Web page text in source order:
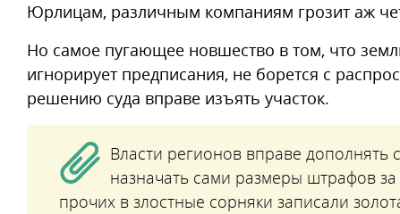
Юрлицам, различным компаниям грозит аж
Но самое пугающее новшество в том, что
игнорирует предписания, не борется с
решению суда вправе изъять участок.
Власти регионов вправе дополнять
назначать сами размеры штрафов
прочих в злостные сорняки записали